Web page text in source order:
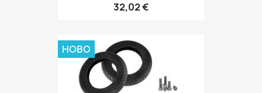
32,02 €
НОВО